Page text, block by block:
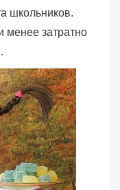
школьников.
менее затратно